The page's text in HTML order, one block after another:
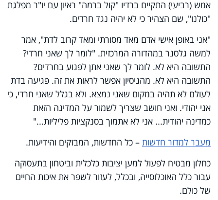
אמש (רביעי) התקיים ברדיו "קול ברמה" ראיון עם יו"ר מפלגת
"כולנו", שם הצהיר כי לא יהיה נגד חרדים.
"אני באופן אישי אדם מאד מסורתי ומאד קרוב לדת", אמר
למשה גלסנר במהדורה המרכזית. "לומר לך שאני חרדי?
התשובה היא לא. לומר לך שאני אתן לפגוע בחרדים?
התשובה היא לא. מהניסיון אפשר לראות את זה. פגיעה בדת
לעולם לא תהיה במקום שאני נמצא. ולא בגלל שאני חרדי, כי
אני יהודי. ואני חושב שצריך לשמור על המדינה הזאת
כמדינה יהודית... אני לא אתמוך בסנקציות פליליות..."
מעבר למדור חדשות – כל החדשות, המבזקים והידיעות.
כחלון מבטיח לפעול למען יציבות כלכלית וביטחון בתעסוקה
עבור כלל האוכלוסייה, ובכלל, לעזור לשפר את איכות החיים
של כולם.